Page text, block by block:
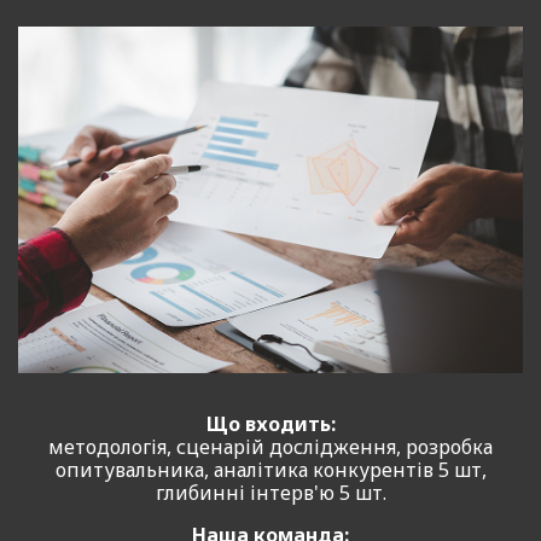
конкурентів, їхніх сильних та слабких сторін, що дозволяє розробити
Розробку маркетингових стратегій: на основі отриманих даних можна
розробити ефективні маркетингові стратегії, які враховують ринкові
тенденції та потреби споживачів.
Основні етапи аналізу та аудиту ринку
1. Збір та аналіз даних: На першому етапі ми збираємо релевантну
інформацію про ринок, використовуючи різні джерела, включаючи
внутрішні дані компанії, ринкові звіти, опитування та інші методи
дослідження. Це дозволяє отримати повне уявлення про поточний
стан ринку.
2. Сегментація ринку: ми поділяємо ринок на окремі сегменти на
основі різних критеріїв, таких як демографічні, географічні та
поведінкові характеристики споживачів. Це допомагає точно
визначити цільову аудиторію та її потреби.
3. Аналіз конкурентів: вивчення конкурентів є важливим етапом
конкурентів, їхні маркетингові стратегії та ринкові позиції, що
дозволяє розробити ефективні контрстратегії.
4. Ми проводимо аналіз та оцінку ємності ринку, загальний
моніторинг ринку, визначаючи потенційний обсяг продажів та
можливості для зростання. Це включає оцінку поточного попиту та
пропозиції на ринку, тренди ринку, які матимуть вплив.
Що входить:
методологія, сценарій дослідження, розробка
опитувальника, аналітика конкурентів 5 шт,
глибинні інтерв'ю 5 шт.
Наша команда: